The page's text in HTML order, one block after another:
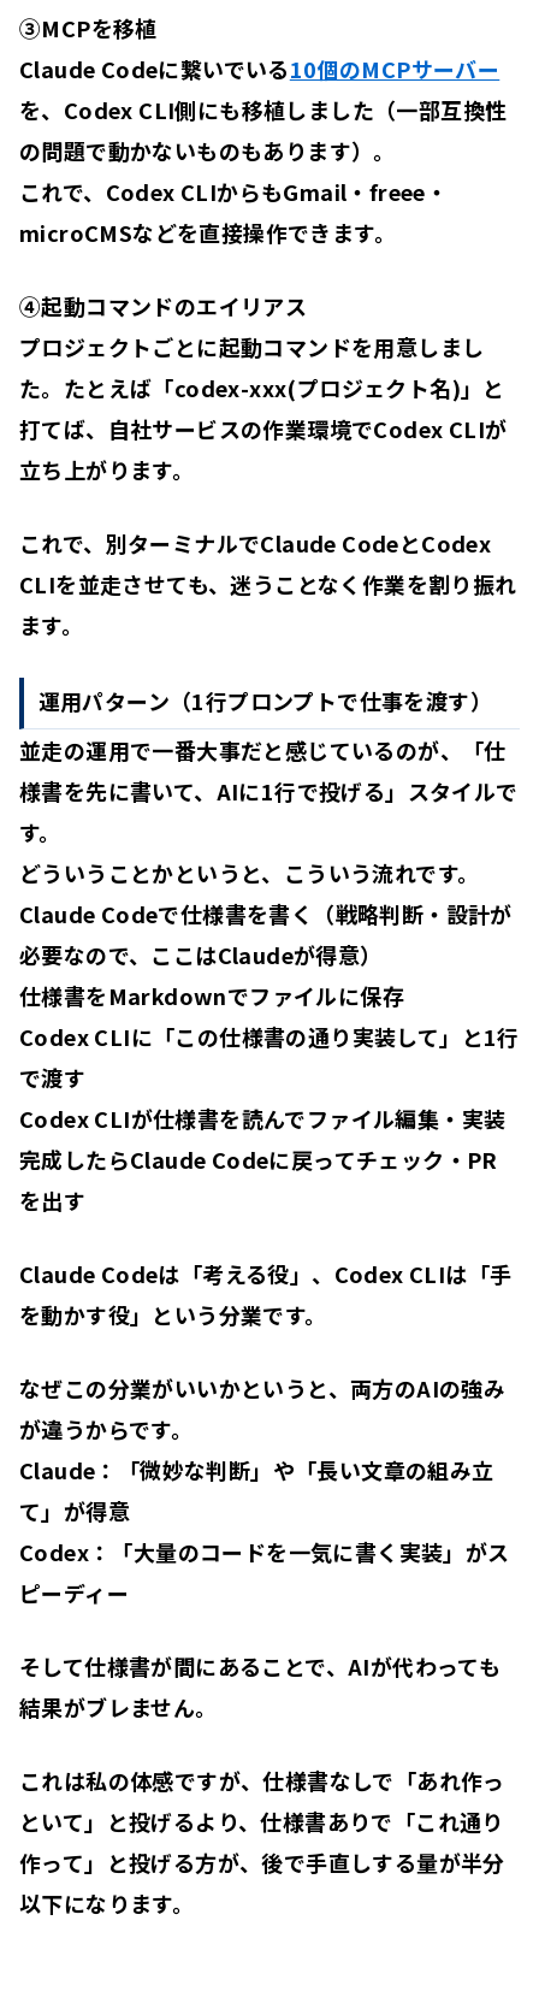
③MCPを移植
Claude Codeに繋いでいる10個のMCPサーバー
を、Codex CLI側にも移植しました（一部互換性
の問題で動かないものもあります）。
これで、Codex CLIからもGmail・freee・
microCMSなどを直接操作できます。
④起動コマンドのエイリアス
プロジェクトごとに起動コマンドを用意しまし
た。たとえば「codex-xxx(プロジェクト名)」と
打てば、自社サービスの作業環境でCodex CLIが
立ち上がります。
これで、別ターミナルでClaude CodeとCodex
CLIを並走させても、迷うことなく作業を割り振れ
ます。
運用パターン（1行プロンプトで仕事を渡す）
並走の運用で一番大事だと感じているのが、
「仕
様書を先に書いて、AIに1行で投げる」 スタイルで
す。
どういうことかというと、こういう流れです。
Claude Codeで仕様書を書く
（戦略判断・設計が
必要なので、ここはClaudeが得意）
仕様書をMarkdownでファイルに保存
Codex CLIに「この仕様書の通り実装して」と1行
で渡す
Codex CLIが仕様書を読んでファイル編集・実装
完成したらClaude Codeに戻ってチェック・PR
を出す
Claude Codeは「考える役」、Codex CLIは「手
を動かす役」 という分業です。
なぜこの分業がいいかというと、両方のAIの強み
が違うからです。
Claude：「微妙な判断」や「長い文章の組み立
て」が得意
Codex：「大量のコードを一気に書く実装」がス
ピーディー
そして仕様書が間にあることで、AIが代わっても
結果がブレません。
これは私の体感ですが、仕様書なしで「あれ作っ
といて」と投げるより、仕様書ありで「これ通り
作って」と投げる方が、後で手直しする量が半分
以下になります。